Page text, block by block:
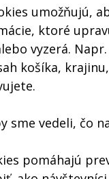
umožňujú,
ktoré
vyzerá. Napr.
košíka,
sme vedeli, čo
pomáhajú